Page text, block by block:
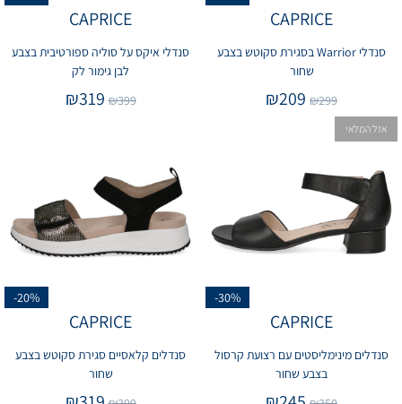
CAPRICE
סנדלי Warrior בסגירת סקוטש בצבע
שחור
₪299
₪209
CAPRICE
סנדלי איקס על סוליה ספורטיבית בצבע
לבן גימור לק
₪399
₪319
-30%
אזל המלאי
CAPRICE
סנדלים מינימליסטים עם רצועת קרסול
בצבע שחור
-20%
CAPRICE
סנדלים קלאסיים סגירת סקוטש בצבע
שחור